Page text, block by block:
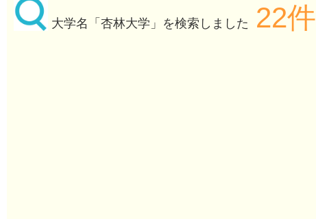
大学名「杏林大学」を検索しました 22件